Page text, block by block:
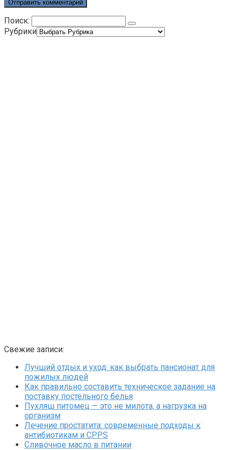
Поиск:
Рубрики
Свежие записи:
Лучший отдых и уход: как выбрать пансионат для
пожилых людей
Как правильно составить техническое задание на
поставку постельного белья
Пухляш питомец — это не милота, а нагрузка на
организм
Лечение простатита: современные подходы к
антибиотикам и CPPS
Сливочное масло в питании